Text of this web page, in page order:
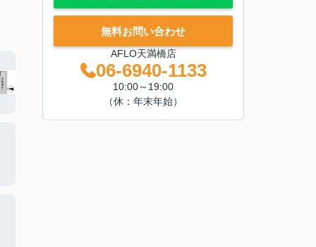
無料お問い合わせ
AFLO天満橋店
06-6940-1133
10:00～19:00
（休：年末年始）